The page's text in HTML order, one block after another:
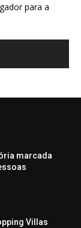
para a
marcada
Villas